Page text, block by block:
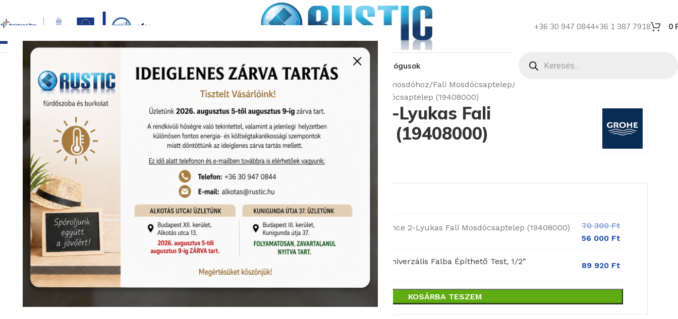
+36 30 947 0844+36 1 387 7918 0
termékek képgalériabemutatkozásüzleteink látványtervezés pályázat katalógusok
KEDVEZMÉNY Csaptelep mosdóhoz Fali Mosdócsaptelep
Grohe Essence 2-Lyukas Fali Mosdócsaptelep (19408000)
Grohe Essence 2-Lyukas Fali
Mosdócsaptelep (19408000)
Cikkszám:Outlet/19408000
70 300
Grohe
Essence
Lyukas
(19408000)
Ez a tétel Grohe Essence 2-Lyukas Fali Mosdócsaptelep (19408000) 70 300Ft
56 000 Ft
Egykaros
Univerzális
Grohe Egykaros Univerzális Falba Építhető Test, 1/2″ 89 920 Ft
KOSÁRBA TESZEM